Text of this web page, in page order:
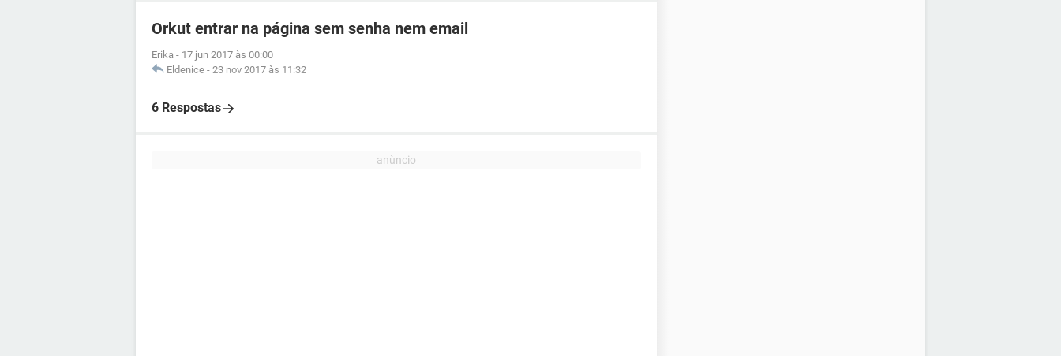
Orkut entrar na página sem senha nem email
Erika - 17 jun 2017 às 00:00
Eldenice - 23 nov 2017 às 11:32
6 Respostas